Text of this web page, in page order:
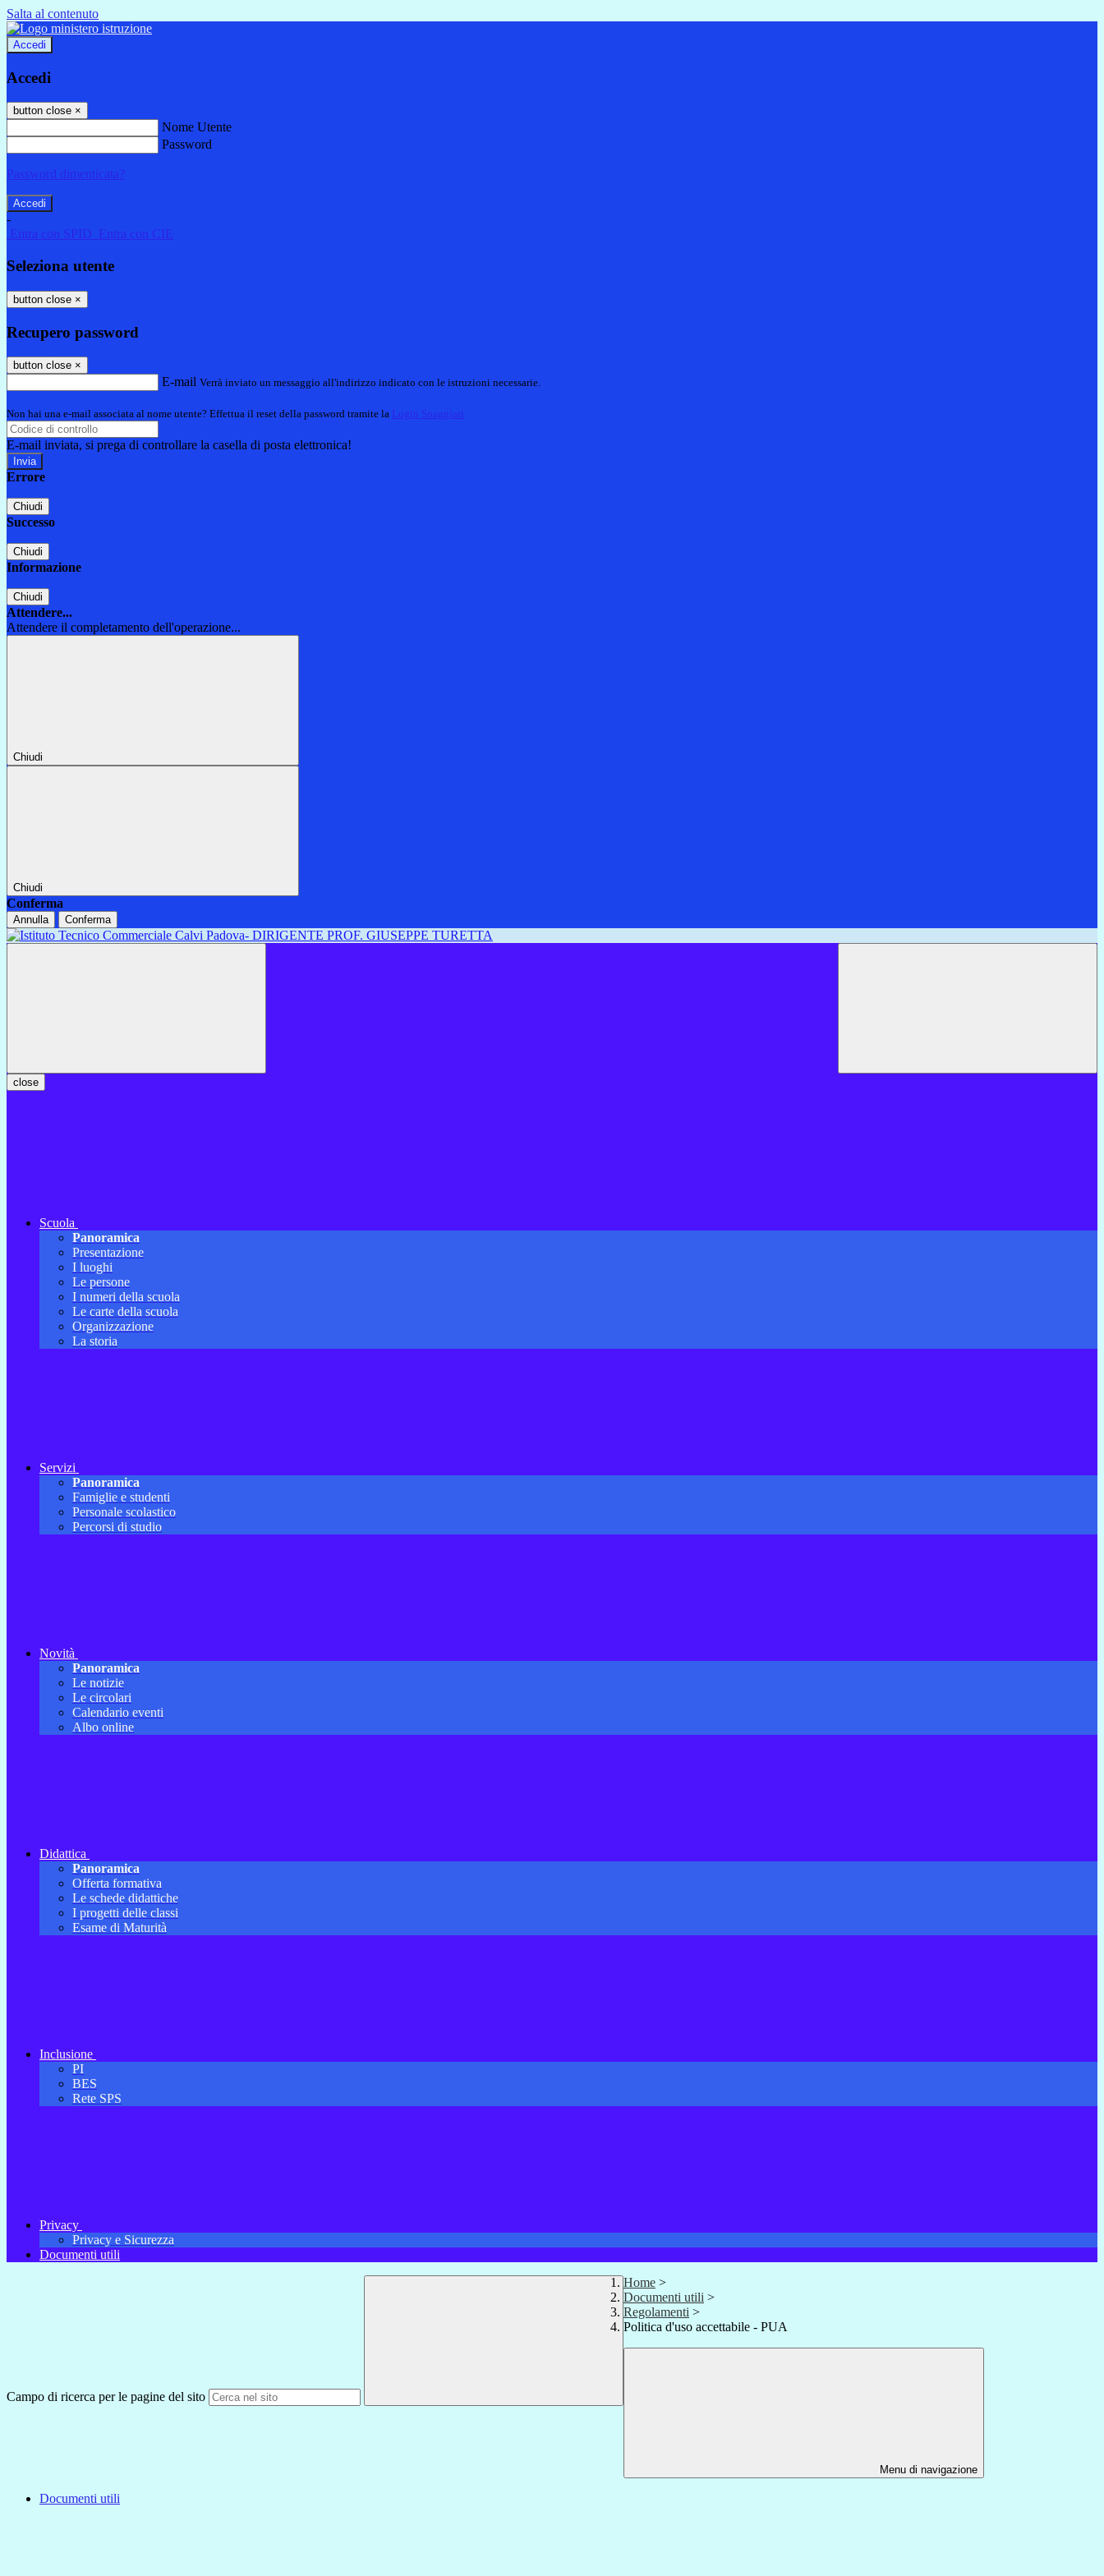
Salta al contenuto
Accedi
Accedi
button close ×
Nome Utente
Password
Password dimenticata?
-
Entra con SPID
Entra con CIE
Seleziona utente
button close ×
Recupero password
button close ×
E-mail Verrà inviato un messaggio all'indirizzo indicato con le istruzioni necessarie.
Non hai una e-mail associata al nome utente? Effettua il reset della password tramite la Login Spaggiari
E-mail inviata, si prega di controllare la casella di posta elettronica!
Errore
Chiudi
Successo
Chiudi
Informazione
Chiudi
Attendere...
Attendere il completamento dell'operazione...
Chiudi
Chiudi
Conferma
Annulla Conferma
close
Scuola
Panoramica
Presentazione
I luoghi
Le persone
I numeri della scuola
Le carte della scuola
Organizzazione
La storia
Servizi
Panoramica
Famiglie e studenti
Personale scolastico
Percorsi di studio
Novità
Panoramica
Le notizie
Le circolari
Calendario eventi
Albo online
Didattica
Panoramica
Offerta formativa
Le schede didattiche
I progetti delle classi
Esame di Maturità
Inclusione
PI
BES
Rete SPS
Privacy
Privacy e Sicurezza
Documenti utili
Campo di ricerca per le pagine del sito
Home >
Documenti utili >
Regolamenti >
Politica d'uso accettabile - PUA
Menu di navigazione
Documenti utili